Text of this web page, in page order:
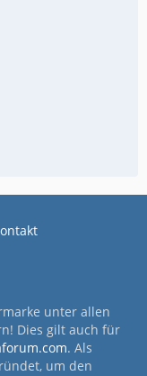
unter allen
Dies gilt auch für
. Als
um den